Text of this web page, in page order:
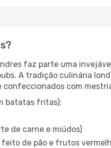
faz parte uma
A tradição culinária
com
batatas fritas);
de carne e miúdos)
de pão e frutos